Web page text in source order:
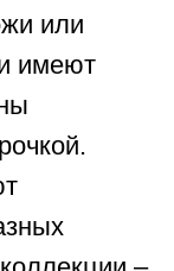
или
имеют